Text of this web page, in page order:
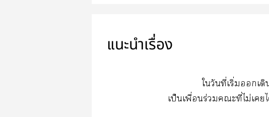
แนะนำเรื่อง
ใวันที่เริ่มเ
เป็นเพื่อนร่วมะที่ไม่เ